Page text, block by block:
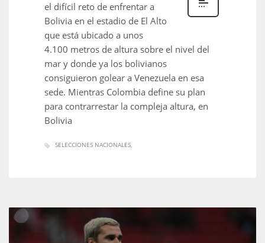
NYJ
ATL
el difícil reto de enfrentar a
Bolivia en el estadio de El Alto
que está ubicado a unos
4.100 metros de altura sobre el nivel del
mar y donde ya los bolivianos
consiguieron golear a Venezuela en esa
sede. Mientras Colombia define su plan
para contrarrestar la compleja altura, en
Bolivia
SELECCIONES NACIONALES